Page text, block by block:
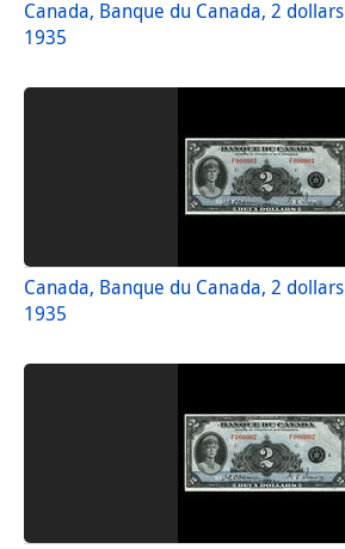
Canada, Banque du Canada, 2 dollars
1935
Canada, Banque du Canada, 2 dollars
1935